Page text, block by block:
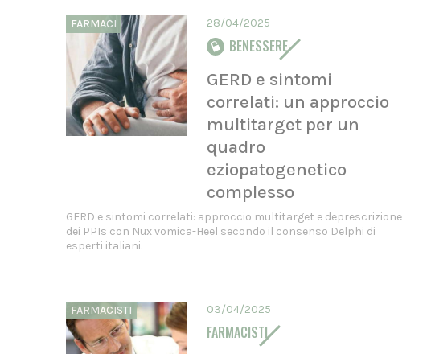
FARMACI 28/04/2025
BENESSERE
GERD e sintomi
correlati: un approccio
multitarget per un
quadro
eziopatogenetico
complesso
GERD e sintomi correlati: approccio multitarget e deprescrizione
dei PPIs con Nux vomica-Heel secondo il consenso Delphi di
esperti italiani.
FARMACISTI 03/04/2025
FARMACISTI